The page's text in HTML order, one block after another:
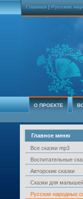
Главная | Русские
О ПРОЕКТЕ
Главное меню
Все сказки mp3
Воспитательные
Авторские сказки
Сказки для
Русские народные